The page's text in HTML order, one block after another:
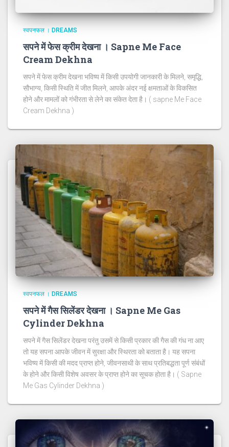
स्वपनफल । DREAMS
सपने में फेस क्रीम देखना । Sapne Me Face
Cream Dekhna
सपने में फेस क्रीम देखना भविष्य में किसी उपयोगी जानकारी के मिलने, समृद्धि,
सौभाग्य, किसी स्थिति में जीत मिलने, आपके अंदर नई क्षमताओं के विकसित
होने और मामलों को गंभीरता से लेने का संकेत देता है। ( sapne Me Face
Cream Dekhna )
स्वपनफल । DREAMS
सपने में गैस सिलेंडर देखना । Sapne Me Gas
Cylinder Dekhna
सपने में गैस सिलेंडर देखना परंतु उसमें से किसी प्रकार की गैस की गंध ना आए
तो यह सपना आपके जीवन में सुरक्षा और स्थिरता को बताता है। यह सपना
भविष्य में किसी की मदद प्राप्त होने, जीवनसाथी के साथ प्रतिबद्धता पूर्ण संबंधों
के होने और किसी विशेष अवसर के प्राप्त होने का सूचक होता है। ( Sapne
Me Gas Cylinder Dekhna )